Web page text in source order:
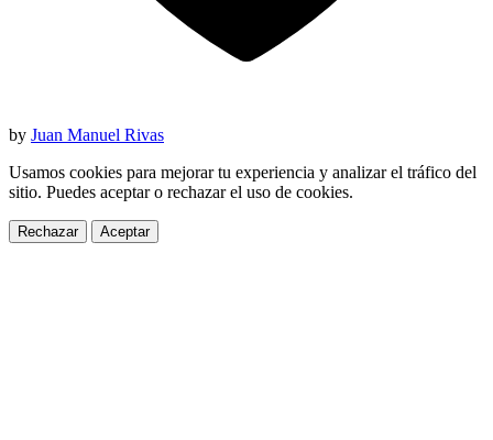
by Juan Manuel Rivas
Usamos cookies para mejorar tu experiencia y analizar el tráfico del
sitio. Puedes aceptar o rechazar el uso de cookies.
Rechazar Aceptar